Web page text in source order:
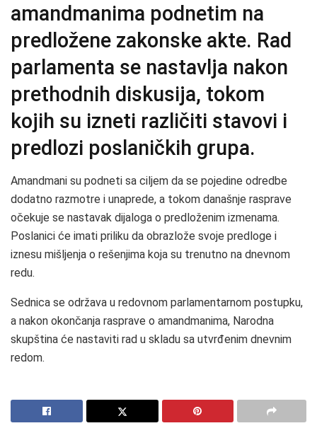
amandmanima podnetim na
predložene zakonske akte. Rad
parlamenta se nastavlja nakon
prethodnih diskusija, tokom
kojih su izneti različiti stavovi i
predlozi poslaničkih grupa.
Amandmani su podneti sa ciljem da se pojedine odredbe
dodatno razmotre i unaprede, a tokom današnje rasprave
očekuje se nastavak dijaloga o predloženim izmenama.
Poslanici će imati priliku da obrazlože svoje predloge i
iznesu mišljenja o rešenjima koja su trenutno na dnevnom
redu.
Sednica se održava u redovnom parlamentarnom postupku,
a nakon okončanja rasprave o amandmanima, Narodna
skupština će nastaviti rad u skladu sa utvrđenim dnevnim
redom.